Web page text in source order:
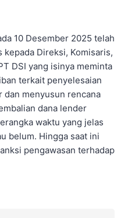
10 Desember 2025 telah
Direksi, Komisaris,
DSI yang isinya meminta
terkait penyelesaian
dan menyusun rencana
dana lender
waktu yang jelas
belum. Hingga saat ini
pengawasan terhadap